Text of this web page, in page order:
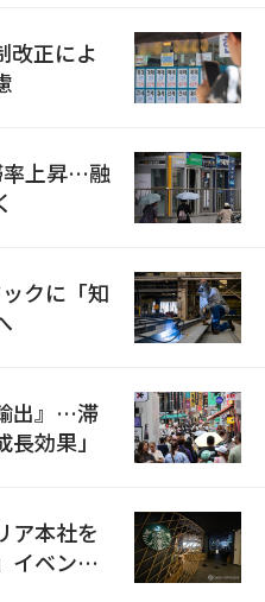
改正によ
率上昇…融
クに「知
出』…滞
効果」
ア本社を
イベント